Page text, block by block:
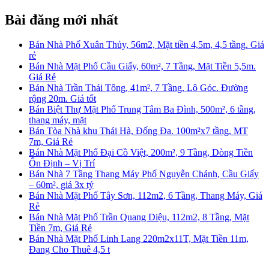
Bài đăng mới nhất
Bán Nhà Phố Xuân Thủy, 56m2, Mặt tiền 4,5m, 4,5 tầng. Giá
rẻ
Bán Nhà Mặt Phố Cầu Giấy, 60m², 7 Tầng, Mặt Tiền 5,5m.
Giá Rẻ
Bán Nhà Trần Thái Tông, 41m², 7 Tầng, Lô Góc. Đường
rộng 20m. Giá tốt
Bán Biệt Thự Mặt Phố Trung Tâm Ba Đình, 500m², 6 tầng,
thang máy, mặt
Bán Tòa Nhà khu Thái Hà, Đống Đa. 100m²x7 tầng, MT
7m, Giá Rẻ
Bán Nhà Mặt Phố Đại Cồ Việt, 200m², 9 Tầng, Dòng Tiền
Ổn Định – Vị Trí
Bán Nhà 7 Tầng Thang Máy Phố Nguyễn Chánh, Cầu Giấy
– 60m², giá 3x tỷ
Bán Nhà Mặt Phố Tây Sơn, 112m2, 6 Tầng, Thang Máy, Giá
Rẻ
Bán Nhà Mặt Phố Trần Quang Diệu, 112m2, 8 Tầng, Mặt
Tiền 7m, Giá Rẻ
Bán Nhà Mặt Phố Linh Lang 220m2x11T, Mặt Tiền 11m,
Đang Cho Thuê 4,5 t